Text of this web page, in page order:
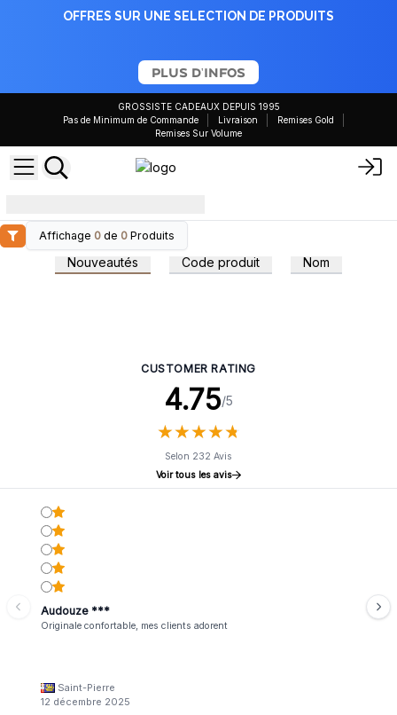
OFFRES SUR UNE SELECTION DE PRODUITS
PLUS D'INFOS
GROSSISTE CADEAUX DEPUIS 1995
Pas de Minimum de Commande
Livraison
Remises Gold
Remises Sur Volume
Affichage 0 de 0 Produits
Nouveautés Code produit Nom
CUSTOMER RATING
4.75/5
★★★★★
★★★★★
Selon 232 Avis
Voir tous les avis
Audouze ***
Originale confortable, mes clients adorent
Saint-Pierre
12 décembre 2025